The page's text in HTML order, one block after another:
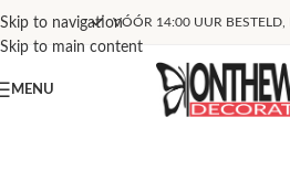
Skip to navigation
Skip to main content
VÓÓR 14:00 UUR BESTELD,
MENU